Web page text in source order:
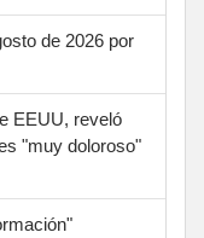
de 2026 por
EEUU, reveló
"muy doloroso"